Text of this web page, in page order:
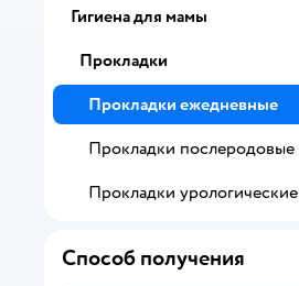
Гигиена для мамы
Прокладки
Прокладки ежедневные
Прокладки послеродовые
Прокладки урологические
Способ получения